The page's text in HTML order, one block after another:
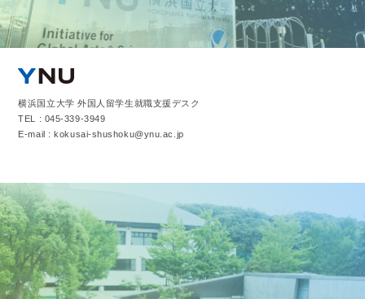
横浜国立大学 外国人留学生就職支援デスク
TEL : 045-339-3949
E-mail : kokusai-shushoku@ynu.ac.jp